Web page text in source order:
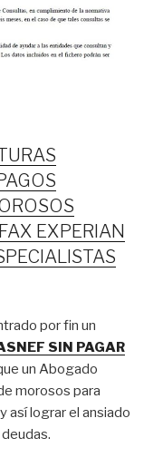
EXPERIAN
por fin un
SIN PAGAR
un Abogado
morosos para
así lograr el ansiado